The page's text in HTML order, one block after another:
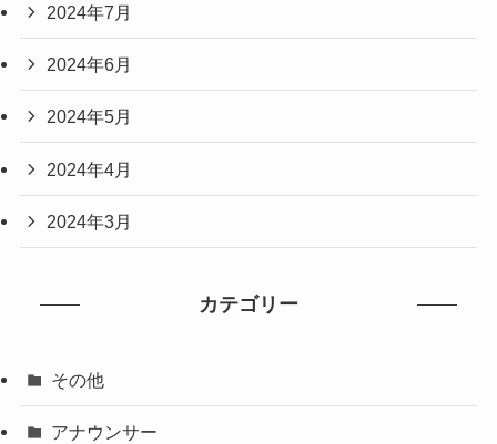
2024年7月
2024年6月
2024年5月
2024年4月
2024年3月
カテゴリー
その他
アナウンサー